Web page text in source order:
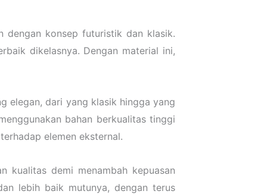
dengan konsep futuristik dan klasik.
dikelasnya. Dengan material ini,
elegan, dari yang klasik hingga yang
bahan berkualitas tinggi
elemen eksternal.
kualitas demi menambah kepuasan
lebih baik mutunya, dengan terus